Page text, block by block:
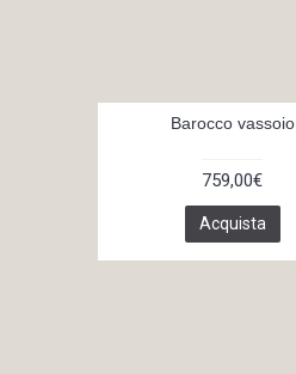
Barocco vassoio
759,00€
Acquista